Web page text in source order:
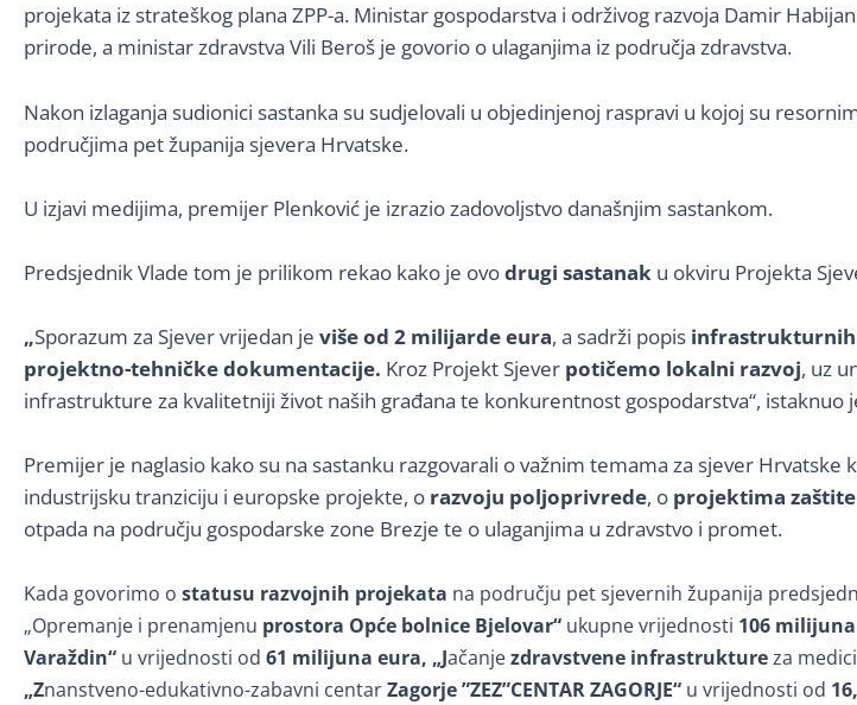
projekata iz strateškog plana ZPP-a. Ministar gospodarstva i održivog razvoja Damir
prirode, a ministar zdravstva Vili Beroš je govorio o ulaganjima iz područja zdravstva.
Nakon izlaganja sudionici sastanka su sudjelovali u objedinjenoj raspravi u kojoj su
područjima pet županija sjevera Hrvatske.
U izjavi medijima, premijer Plenković je izrazio zadovoljstvo današnjim sastankom.
Predsjednik Vlade tom je prilikom rekao kako je ovodrugi sastanak u okviru Projekta
„Sporazum za Sjever vrijedan je više od 2 milijarde eura, a sadrži popis infrastrukturnih
projektno-tehničke dokumentacije. Kroz Projekt Sjever potičemo lokalni razvoj, uz
infrastrukture za kvalitetniji život naših građana te konkurentnost gospodarstva“, istaknuo
Premijer je naglasio kako su na sastanku razgovarali o važnim temama za sjever Hrvatske
industrijsku tranziciju i europske projekte, o razvoju poljoprivrede, o projektima
otpada na području gospodarske zone Brezje te o ulaganjima u zdravstvo i promet.
Kada govorimo o statusu razvojnih projekata na području pet sjevernih županija
„Opremanje i prenamjenu prostora Opće bolnice Bjelovar“ ukupne vrijednosti 106
Varaždin“ u vrijednosti od 61 milijuna eura, „Jačanjezdravstvene infrastruktureza
„Znanstveno-edukativno-zabavni centarZagorje ”ZEZ”CENTAR ZAGORJE“ u vrijednosti od